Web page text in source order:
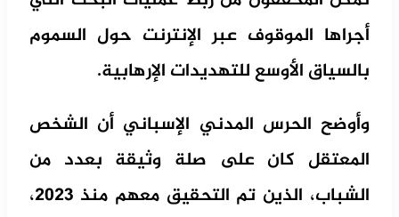
أجراها الموقوف عبر الإنترنت حول السموم
بالسياق الأوسع للتهديدات الإرهابية.
وأوضح الحرس المدني الإسباني أن الشخص
المعتقل كان على صلة وثيقة بعدد من
الشباب، الذين تم التحقيق معهم منذ 2023،